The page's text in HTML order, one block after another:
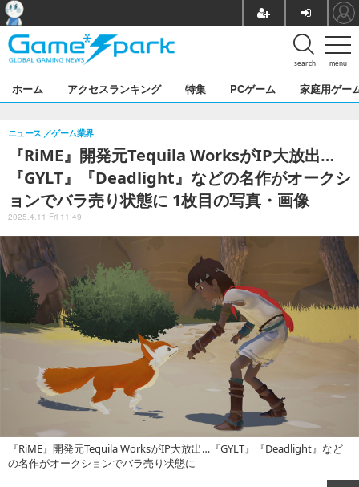
menu
search
ホーム アクセスランキング 特集 PCゲーム 家庭用ゲー
『RiME』開発元Tequila WorksがIP大放出…
『GYLT』『Deadlight』などの名作がオークシ
ョンでバラ売り状態に 1枚目の写真・画像
ニュース ゲーム業界
2025.4.11 Fri 11:49
『RiME』開発元Tequila WorksがIP大放出…『GYLT』『Deadlight』など
の名作がオークションでバラ売り状態に